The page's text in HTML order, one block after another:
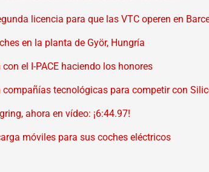
licencia para que las VTC operen en
en la planta de Györ, Hungría
el I-PACE haciendo los honores
tecnológicas para competir con
ahora en vídeo: ¡6:44.97!
móviles para sus coches eléctricos